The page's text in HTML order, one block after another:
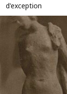
d'exception